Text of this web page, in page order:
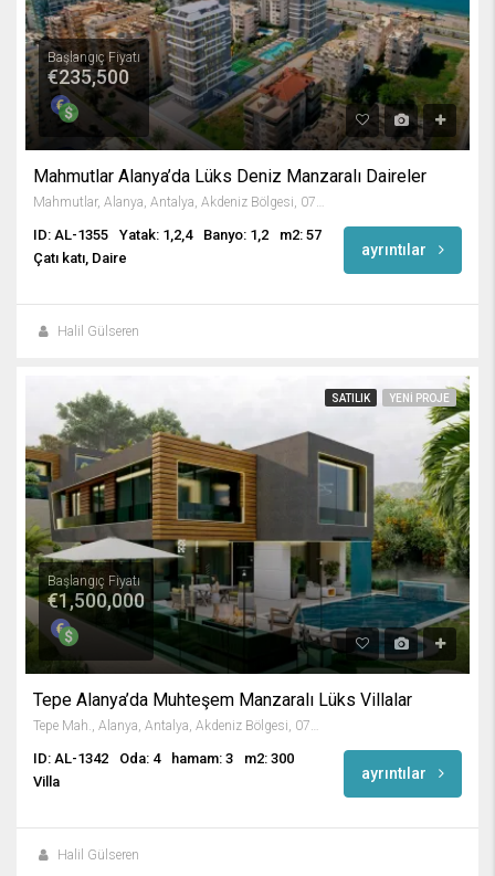
Başlangıç Fiyatı
€235,500
Mahmutlar Alanya’da Lüks Deniz Manzaralı Daireler
Mahmutlar, Alanya, Antalya, Akdeniz Bölgesi, 07450, Türkiye
ID: AL-1355 Yatak: 1,2,4 Banyo: 1,2
m2: 57
Çatı katı, Daire
ayrıntılar
Halil Gülseren
SATILIK YENI PROJE
Başlangıç Fiyatı
€1,500,000
Tepe Alanya’da Muhteşem Manzaralı Lüks Villalar
ID: AL-1342 Oda: 4 hamam: 3
m2: 300
Villa
ayrıntılar
Halil Gülseren